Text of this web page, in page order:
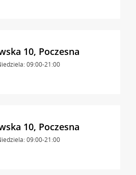
10, Poczesna
09:00-21:00
10, Poczesna
09:00-21:00